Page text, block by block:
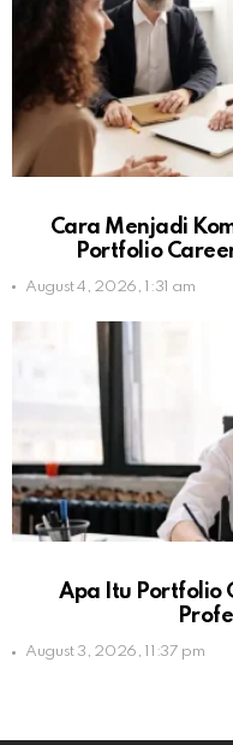
Cara Menjadi
Portfolio
August 4, 2026, 1:31 am
Apa Itu Portfolio
August 3, 2026, 11:37 pm